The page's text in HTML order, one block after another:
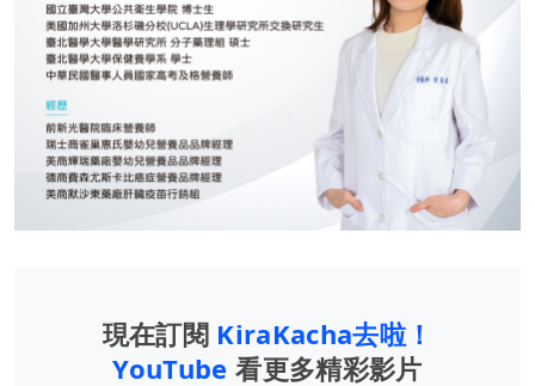
現在訂閱 KiraKacha去啦！
YouTube看更多精彩影片